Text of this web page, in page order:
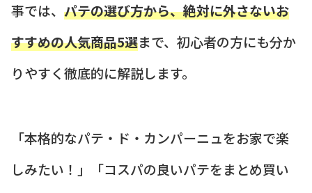
事では、 パテの選び方から、絶対に外さないお
すすめの人気商品5選まで、初心者の方にも分か
りやすく徹底的に解説します。
「本格的なパテ・ド・カンパーニュをお家で楽
しみたい！」「コスパの良いパテをまとめ買い